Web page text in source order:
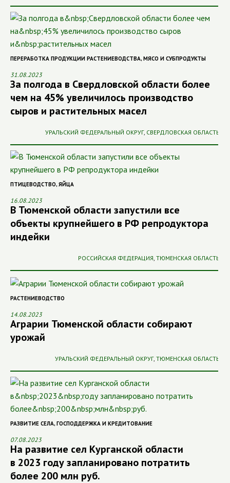
ПЕРЕРАБОТКА ПРОДУКЦИИ РАСТЕНИЕВОДСТВА, МЯСО И СУБПРОДУКТЫ
31.08.2023
За полгода в Свердловской области более
чем на 45% увеличилось производство
сыров и растительных масел
УРАЛЬСКИЙ ФЕДЕРАЛЬНЫЙ ОКРУГ, СВЕРДЛОВСКАЯ ОБЛАСТЬ
ПТИЦЕВОДСТВО, ЯЙЦА
16.08.2023
В Тюменской области запустили все
объекты крупнейшего в РФ репродуктора
индейки
РОССИЙСКАЯ ФЕДЕРАЦИЯ, ТЮМЕНСКАЯ ОБЛАСТЬ
РАСТЕНИЕВОДСТВО
14.08.2023
Аграрии Тюменской области собирают
урожай
УРАЛЬСКИЙ ФЕДЕРАЛЬНЫЙ ОКРУГ, ТЮМЕНСКАЯ ОБЛАСТЬ
РАЗВИТИЕ СЕЛА, ГОСПОДДЕРЖКА И КРЕДИТОВАНИЕ
07.08.2023
На развитие сел Курганской области
в 2023 году запланировано потратить
более 200 млн руб.